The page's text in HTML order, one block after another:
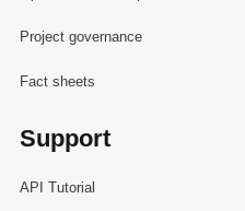
Project governance
Fact sheets
Support
API Tutorial